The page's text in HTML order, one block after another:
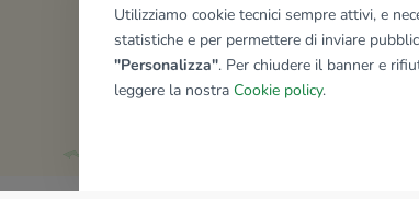
Mostra tutti gli
Utilizziamo cookie tecnici sempre attivi, e
statistiche e per permettere di inviare
"Personalizza". Per chiudere il banner e
leggere la nostra Cookie policy.